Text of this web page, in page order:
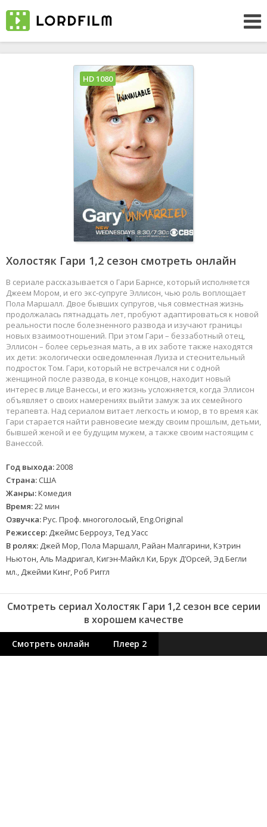
Холостяк Гари 1,2 сезон смотреть онлайн
В сериале рассказывается о Гари Барнсе, который исполняется
Джеем Мором, и его экс-супруге Эллисон, чью роль воплощает
Пола Маршалл. Двое бывших супругов, чья совместная жизнь
продолжалась пятнадцать лет, пробуют адаптироваться к новой
реальности после болезненного развода и изучают границы
новых взаимоотношений. При этом Гари – беззаботный отец,
Эллисон – более серьезная мать, а в их заботе также находятся
их дети: экологически осведомленная Луиза и стеснительный
подросток Том. Гари, который не встречался ни с одной
женщиной после развода, в конце концов, находит новый
интерес в лице Ванессы, и его жизнь усложняется, когда Эллисон
объявляет о своих намерениях выйти замуж за их семейного
терапевта. Над сериалом витает легкость и юмор, в то время как
Гари старается найти равновесие между своим прошлым, детьми,
бывшей женой и ее будущим мужем, а также своим настоящим с
Ванессой.
Год выхода:2008
Страна: США
Жанры:Комедия
Время:22 мин
Озвучка:Рус. Проф. многоголосый, Eng.Original
Режиссер: Джеймс Берроуз, Тед Уасс
В ролях: Джей Мор, Пола Маршалл, Райан Малгарини, Кэтрин
Ньютон, Аль Мадригал, Кигэн-Майкл Ки, Брук Д’Орсей, Эд Бегли
мл., Джейми Кинг, Роб Риггл
HD 1080
Смотреть сериал Холостяк Гари 1,2 сезон все серии
в хорошем качестве
Смотреть онлайн Плеер 2